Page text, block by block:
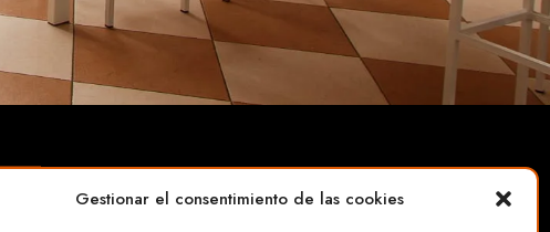
Gestionar el consentimiento de las cookies